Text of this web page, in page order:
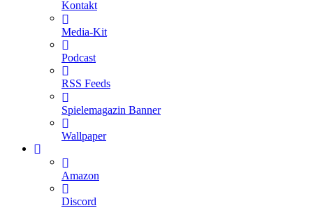
Kontakt
Media-Kit
Podcast
RSS Feeds
Spielemagazin Banner
Wallpaper
Amazon
Discord